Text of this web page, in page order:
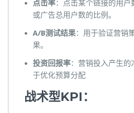
点击率：点击某个链接的用
或广告总用户数的比例。
A/B测试结果：用于验证营销
果。
投资回报率：营销投入产生的
于优化预算分配
战术型KPI：